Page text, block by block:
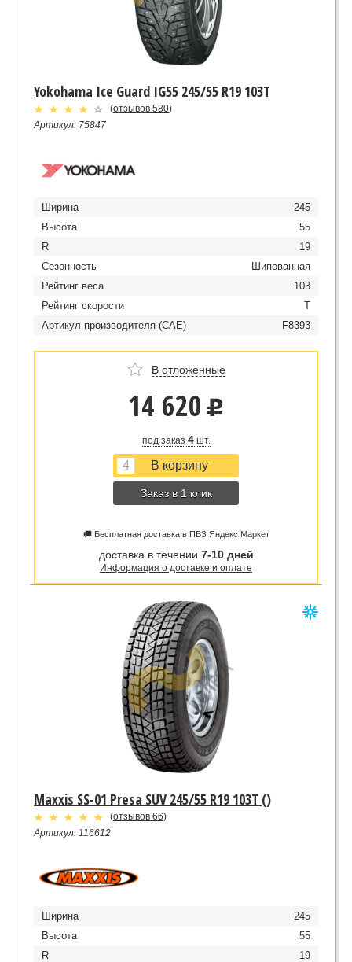
Yokohama Ice Guard IG55 245/55 R19 103T
(отзывов 580)
Артикул: 75847
Ширина
245
Высота
55
R
19
Сезонность
Шипованная
Рейтинг веса
103
Рейтинг скорости
T
Артикул производителя (CAE)
F8393
В отложенные
14 620 u
под заказ 4шт.
Заказ в 1 клик
🚚 Бесплатная доставка в ПВЗ Яндекс Маркет
доставка в течении 7-10 дней
Информация о доставке и оплате
Maxxis SS-01 Presa SUV 245/55 R19 103T ()
(отзывов 66)
Артикул: 116612
Ширина
245
Высота
55
R
19